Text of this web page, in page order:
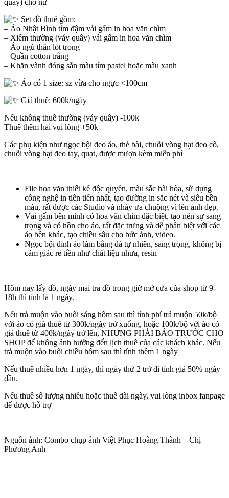
Set đồ thuê gồm:
– Áo Nhật Bình tím đậm vải gấm in hoa văn chìm
– Xiêm thường (váy quây) vải gấm in hoa văn chìm
– Áo ngũ thân lót trong
– Quần cotton trắng
– Khăn vành đóng sẵn màu tím pastel hoặc màu xanh
Áo có 1 size: sz vừa cho ngực <100cm
Giá thuê: 600k/ngày
Nếu không thuê thường (váy quây) -100k
Thuê thêm hài vui lòng +50k
Các phụ kiện như ngọc bội đeo áo, thẻ bài, chuỗi vòng hạt đeo cổ,
chuỗi vòng hạt đeo tay, quạt, được mượn kèm miễn phí
File hoa văn thiết kế độc quyền, màu sắc hài hòa, sử dụng
công nghệ in tiên tiến nhất, tạo đường in sắc nét và siêu bền
màu, rất được các Studio và nháy ưa chuộng vì lên ảnh đẹp.
Vải gấm bên mình có hoa văn chìm đặc biệt, tạo nên sự sang
trọng và có hồn cho áo, rất đặc trưng và dễ phân biệt với các
áo bên khác, tạo chiều sâu cho bức ảnh, video.
Ngọc bội đính áo làm bằng đá tự nhiên, sang trọng, không bị
cảm giác rẻ tiền như chất liệu nhưa, resin
Hôm nay lấy đồ, ngày mai trả đồ trong giờ mở cửa của shop từ 9-
18h thì tính là 1 ngày.
Nếu trả muộn vào buổi sáng hôm sau thì tính phí trả muộn 50k/bộ
với áo có giá thuê từ 300k/ngày trở xuống, hoặc 100k/bộ với áo có
giá thuê từ 400k/ngày trở lên, NHƯNG PHẢI BÁO TRƯỚC CHO
SHOP để không ảnh hưởng đến lịch thuê của các khách khác. Nếu
trả muộn vào buổi chiều hôm sau thì tính thêm 1 ngày
Nếu thuê nhiều hơn 1 ngày, thì ngày thứ 2 trở đi tính giá 50% ngày
đầu.
Nếu thuê số lượng nhiều hoặc thuê dài ngày, vui lòng inbox fanpage
để được hỗ trợ
Nguồn ảnh: Combo chụp ảnh Việt Phục Hoàng Thành – Chị
Phương Anh
—